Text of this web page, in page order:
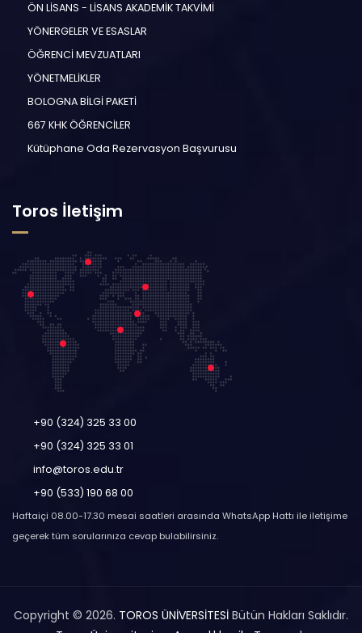
ÖN LİSANS - LİSANS AKADEMİK TAKVİMİ
YÖNERGELER VE ESASLAR
ÖĞRENCİ MEVZUATLARI
YÖNETMELİKLER
BOLOGNA BİLGİ PAKETİ
667 KHK ÖĞRENCİLER
Kütüphane Oda Rezervasyon Başvurusu
Toros İletişim
+90 (324) 325 33 00
+90 (324) 325 33 01
info@toros.edu.tr
+90 (533) 190 68 00
Haftaiçi 08.00-17.30 mesai saatleri arasında WhatsApp Hattı ile iletişime
geçerek tüm sorularınıza cevap bulabilirsiniz.
Copyright © 2026. TOROS ÜNİVERSİTESİ Bütün Hakları Saklıdır.